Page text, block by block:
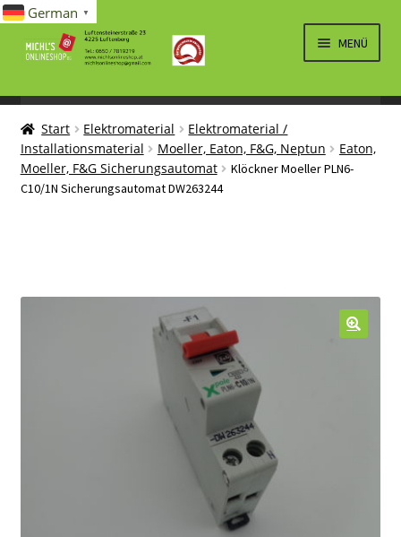
Navigation
Inhalt
MENÜ
SPIELWAREN/BAUSÄTZE
ÖFFNEN
ELEKTRO
ÖFFNEN
LÜFTUNG, HEIZUNG, KLIMA
Start Elektromaterial
Elektromaterial /
Installationsmaterial
Moeller, Eaton, F&G, Neptun
Eaton,
Moeller, F&G Sicherungsautomat
Klöckner Moeller PLN6-
C10/1N Sicherungsautomat DW263244
German ▼